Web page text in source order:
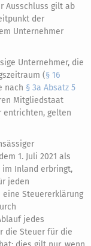
Ausschluss gilt ab
der
Unternehmer
Unternehmer, die
(§ 16
nach § 3a Absatz 5
Mitgliedstaat
entrichten, gelten
1. Juli 2021 als
im Inland erbringt,
jeden
eine Steuererklärung
jedes
die Steuer für die